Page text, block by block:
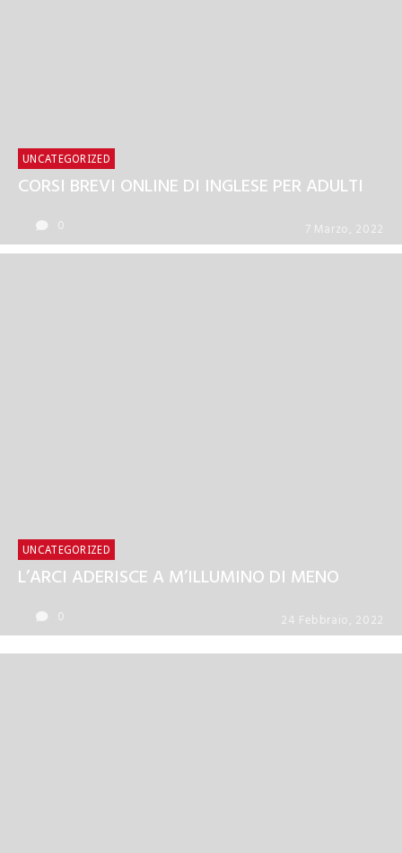
UNCATEGORIZED
CORSI BREVI ONLINE DI INGLESE PER ADULTI
0 7 Marzo, 2022
UNCATEGORIZED
L’ARCI ADERISCE A M’ILLUMINO DI MENO
0 24 Febbraio, 2022
Corsi brevi online di lingue
7 Settembre, 2021